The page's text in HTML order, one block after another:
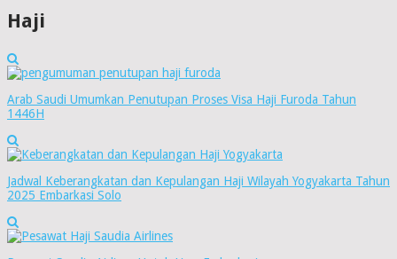
Haji
Arab Saudi Umumkan Penutupan Proses Visa Haji Furoda Tahun
1446H
Jadwal Keberangkatan dan Kepulangan Haji Wilayah Yogyakarta Tahun
2025 Embarkasi Solo